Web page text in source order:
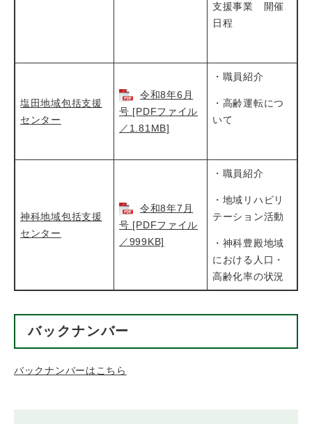
支援事業 開催
日程
塩田地域包括支援
センター
令和8年6月
号 [PDFファイル
／1.81MB]
・職員紹介
・高齢運転につ
いて
神科地域包括支援
センター
令和8年7月
号 [PDFファイル
／999KB]
・職員紹介
・地域リハビリ
テーション活動
・神科豊殿地域
における人口・
高齢化率の状況
バックナンバー
バックナンバーはこちら